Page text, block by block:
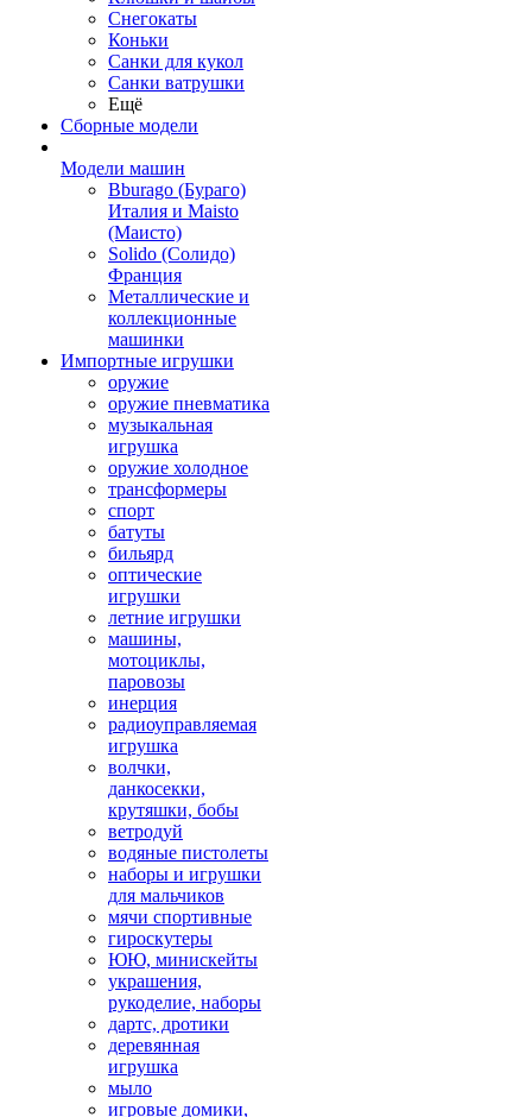
Снегокаты
Коньки
Санки для кукол
Санки ватрушки
Ещё
Сборные модели
Модели машин
Bburago (Бураго)
Италия и Maisto
(Маисто)
Solido (Солидо)
Франция
Металлические и
коллекционные
машинки
Импортные игрушки
оружие
оружие пневматика
музыкальная
игрушка
оружие холодное
трансформеры
спорт
батуты
бильярд
оптические
игрушки
летние игрушки
машины,
мотоциклы,
паровозы
инерция
радиоуправляемая
игрушка
волчки,
данкосекки,
крутяшки, бобы
ветродуй
водяные пистолеты
наборы и игрушки
для мальчиков
мячи спортивные
гироскутеры
ЮЮ, минискейты
украшения,
рукоделие, наборы
дартс, дротики
деревянная
игрушка
мыло
игровые домики,